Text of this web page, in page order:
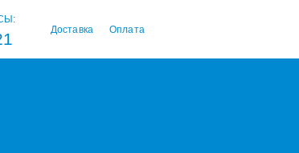
Доставка Оплата